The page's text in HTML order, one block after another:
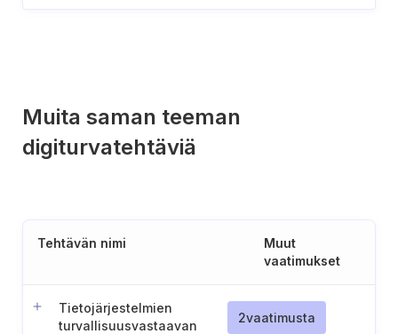
Muita saman teeman
digiturvatehtäviä
Tehtävän nimi
Muut
vaatimukset
Tietojärjestelmien
turvallisuusvastaavan
2vaatimusta